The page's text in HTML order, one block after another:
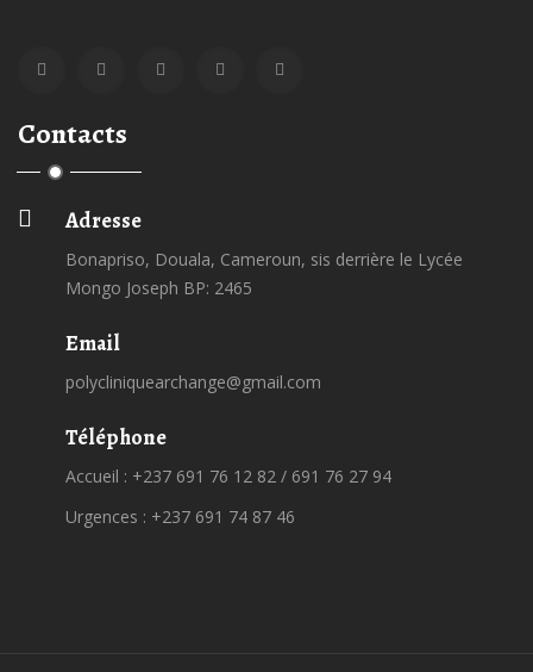
Contacts
Adresse
Bonapriso, Douala, Cameroun, sis derrière le Lycée
Mongo Joseph BP: 2465
Email
polycliniquearchange@gmail.com
Téléphone
Accueil : +237 691 76 12 82 / 691 76 27 94
Urgences : +237 691 74 87 46